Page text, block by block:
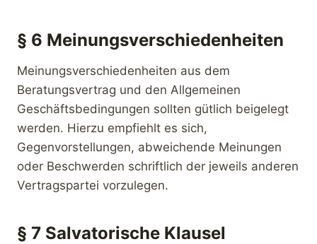
§ 6 Meinungsverschiedenheiten
Meinungsverschiedenheiten aus dem
Beratungsvertrag und den Allgemeinen
Geschäftsbedingungen sollten gütlich beigelegt
werden. Hierzu empfiehlt es sich,
Gegenvorstellungen, abweichende Meinungen
oder Beschwerden schriftlich der jeweils anderen
Vertragspartei vorzulegen.
§ 7 Salvatorische Klausel